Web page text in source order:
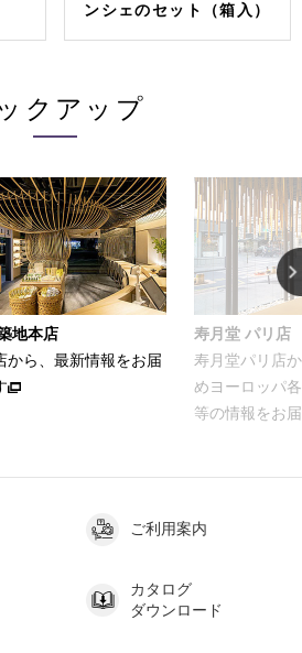
ンシェのセット（箱入）
クアップ
地本店
から、最新情報をお届
寿月堂 パリ店
寿月堂パリ店
めヨーロッパ
等の情報をお
ご利用案内
カタログ
ダウンロード